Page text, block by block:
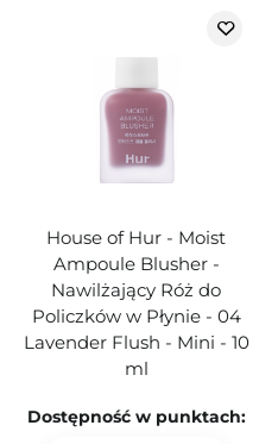
House of Hur - Moist
Ampoule Blusher -
Nawilżający Róż do
Policzków w Płynie - 04
Lavender Flush - Mini - 10
ml
Dostępność w punktach: